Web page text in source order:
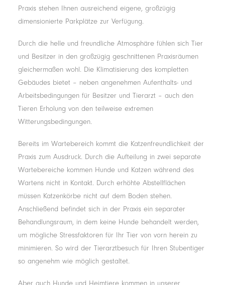
Praxis stehen Ihnen ausreichend eigene, großzügig
dimensionierte Parkplätze zur Verfügung.
Durch die helle und freundliche Atmosphäre fühlen sich Tier
und Besitzer in den großzügig geschnittenen Praxisräumen
gleichermaßen wohl. Die Klimatisierung des kompletten
Gebäudes bietet – neben angenehmen Aufenthalts- und
Arbeitsbedingungen für Besitzer und Tierarzt – auch den
Tieren Erholung von den teilweise extremen
Witterungsbedingungen.
Bereits im Wartebereich kommt die Katzenfreundlichkeit der
Praxis zum Ausdruck. Durch die Aufteilung in zwei separate
Wartebereiche kommen Hunde und Katzen während des
Wartens nicht in Kontakt. Durch erhöhte Abstellflächen
müssen Katzenkörbe nicht auf dem Boden stehen.
Anschließend befindet sich in der Praxis ein separater
Behandlungsraum, in dem keine Hunde behandelt werden,
um mögliche Stressfaktoren für Ihr Tier von vorn herein zu
minimieren. So wird der Tierarztbesuch für Ihren Stubentiger
so angenehm wie möglich gestaltet.
Aber auch Hunde und Heimtiere kommen in unserer